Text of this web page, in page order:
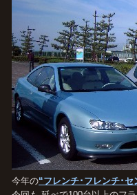
今年の“フレンチ･フレンチ･セ